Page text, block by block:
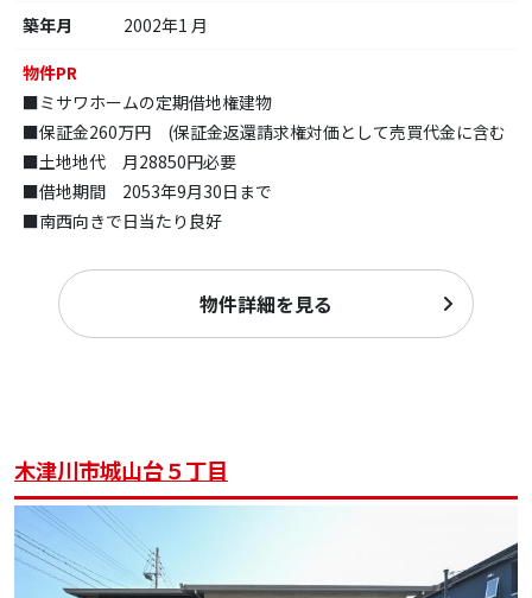
築年月
2002年1 月
物件PR
■ミサワホームの定期借地権建物
■保証金260万円 (保証金返還請求権対価として売買代金に含む
■土地地代 月28850円必要
■借地期間 2053年9月30日まで
■南西向きで日当たり良好
物件詳細を見る
木津川市城山台５丁目